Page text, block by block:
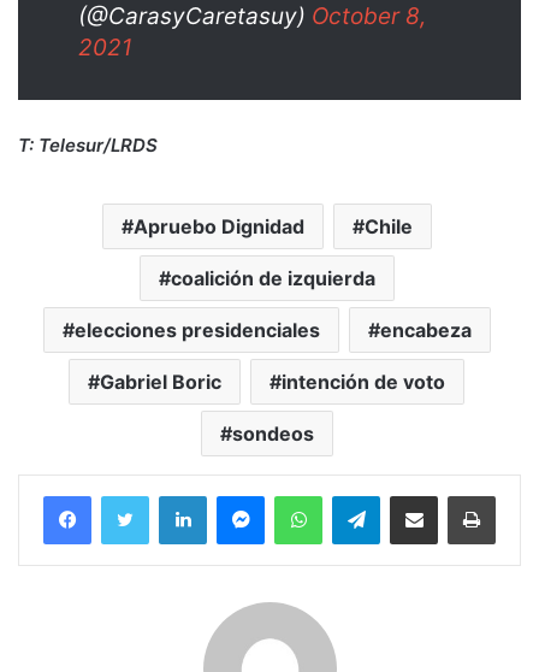
(@CarasyCaretasuy) October 8,
2021
T: Telesur/LRDS
Apruebo Dignidad Chile
coalición de izquierda
elecciones presidenciales encabeza
Gabriel Boric intención de voto
sondeos
FacebookTwitter LinkedInMessengerWhatsAppTelegramCompartir por correo electrónico